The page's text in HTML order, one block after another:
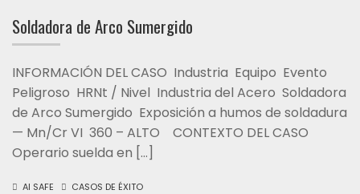
Soldadora de Arco Sumergido
INFORMACIÓN DEL CASO Industria Equipo Evento
Peligroso HRNt / Nivel Industria del Acero Soldadora
de Arco Sumergido Exposición a humos de soldadura
— Mn/Cr VI 360 – ALTO CONTEXTO DEL CASO
Operario suelda en […]
AI SAFE CASOS DE ÉXITO